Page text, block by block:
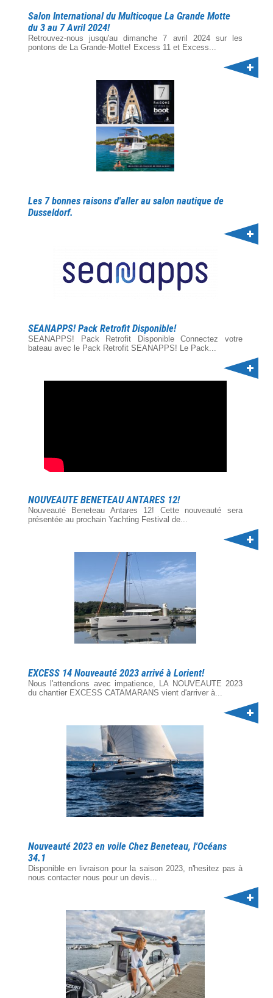
Salon International du Multicoque La Grande Motte
du 3 au 7 Avril 2024!
Retrouvez-nous jusqu'au dimanche 7 avril 2024 sur les
pontons de La Grande-Motte! Excess 11 et Excess...
Les 7 bonnes raisons d'aller au salon nautique de
Dusseldorf.
SEANAPPS! Pack Retrofit Disponible!
SEANAPPS! Pack Retrofit Disponible Connectez votre
bateau avec le Pack Retrofit SEANAPPS! Le Pack...
NOUVEAUTE BENETEAU ANTARES 12!
Nouveauté Beneteau Antares 12! Cette nouveauté sera
présentée au prochain Yachting Festival de...
EXCESS 14 Nouveauté 2023 arrivé à Lorient!
Nous l'attendions avec impatience, LA NOUVEAUTE 2023
du chantier EXCESS CATAMARANS vient d'arriver à...
Nouveauté 2023 en voile Chez Beneteau, l'Océans
34.1
Disponible en livraison pour la saison 2023, n'hesitez pas à
nous contacter nous pour un devis...